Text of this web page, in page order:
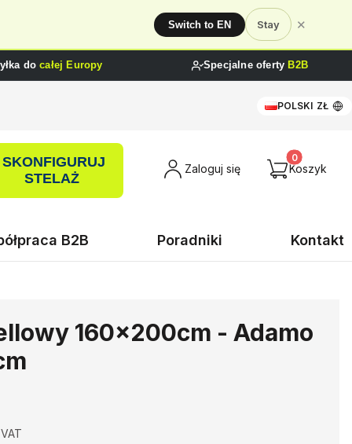
Switch to EN Stay ✕
docałej Europy Specjalne oferty B2B
POLSKI ZŁ
SKONFIGURUJ
STELAŻ
Zaloguj się Produkty w
Koszyk
B2B Poradniki Kontakt
160x200cm - Adamo